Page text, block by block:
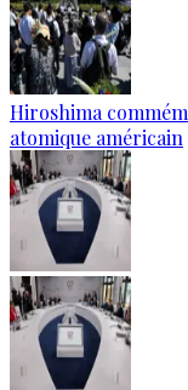
Hiroshima
atomique américain